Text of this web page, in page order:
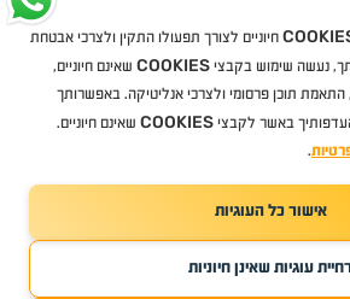
מגזין טרייד מובילאיך זה עובד? דרושים
העדפות עוגיות
ווי דיצ'ריטסלה ניסאןטויוטהדאצ'יהפולקסווגןטסלהג'יפ
שברולט
TradeMobile instagram
TradeMobile facebook
שמורות טרייד מוביל2026
חיוניים לצורך תפעולו התקין ולצרכי אבטחת
נעשה שימוש בקבצי COOKIES שאינם חיוניים,
התאמת תוכן פרסומי ולצרכי אנליטיקה. באפשרותך
באשר לקבצי COOKIES שאינם חיוניים.
.
אישור כל העוגיות
עוגיות שאינן חיוניות